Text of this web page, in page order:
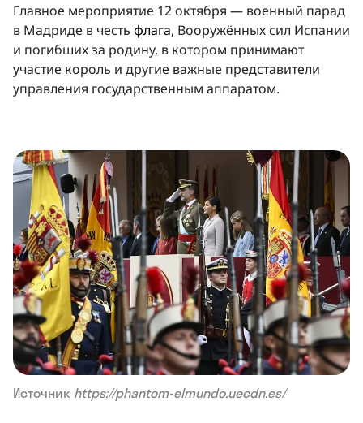
Главное мероприятие 12 октября — военный парад
в Мадриде в честь флага, Вооружённых сил Испании
и погибших за родину, в котором принимают
участие король и другие важные представители
управления государственным аппаратом.
Источник https://phantom-elmundo.uecdn.es/